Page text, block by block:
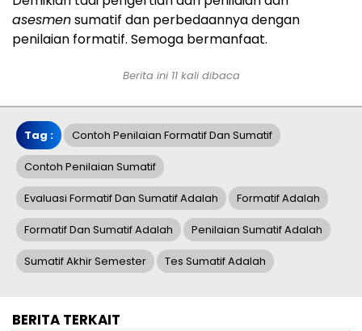
asesmensumatif dan perbedaannya dengan
penilaian formatif. Semoga bermanfaat.
Berita ini 11 kali dibaca
Tag : Contoh Penilaian Formatif Dan Sumatif
Contoh Penilaian Sumatif
Evaluasi Formatif Dan Sumatif Adalah Formatif Adalah
Formatif Dan Sumatif Adalah Penilaian Sumatif Adalah
Sumatif Akhir Semester Tes Sumatif Adalah
BERITA TERKAIT